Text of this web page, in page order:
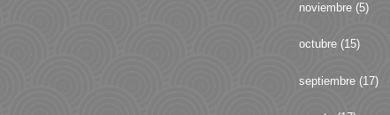
noviembre (5)
octubre (15)
septiembre (17)